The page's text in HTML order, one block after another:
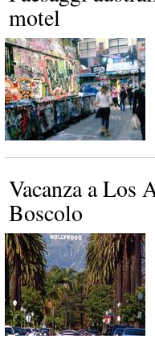
motel
Vacanza a Los
Boscolo